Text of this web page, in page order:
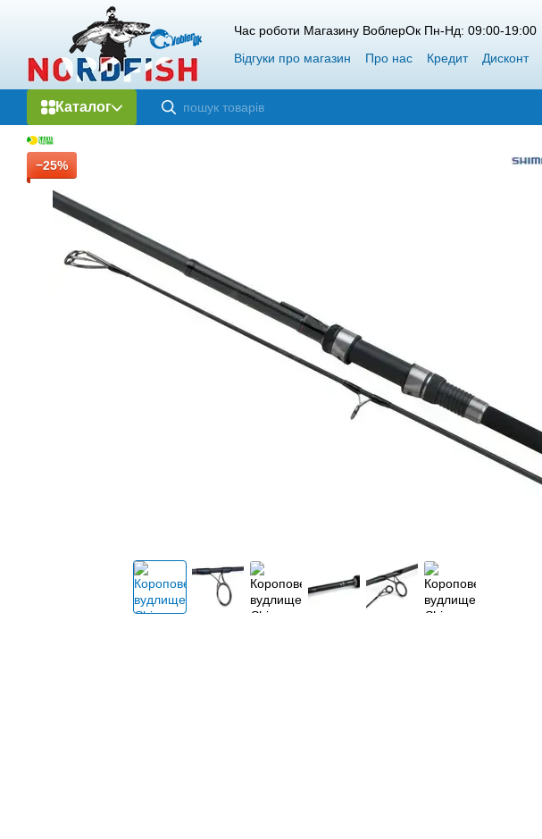
Перейти до основного контенту
Час роботи Магазину ВоблерОк Пн-Нд: 09:00-19:00
Відгуки про магазин
Про нас Кредит Дисконт
Каталог
−25%